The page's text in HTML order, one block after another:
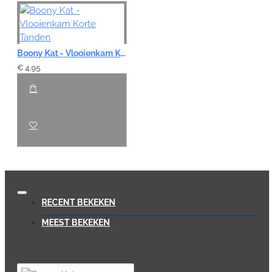
Boony Kat - Vlooienkam Korte Tanden
€ 4,95
RECENT BEKEKEN
MEEST BEKEKEN